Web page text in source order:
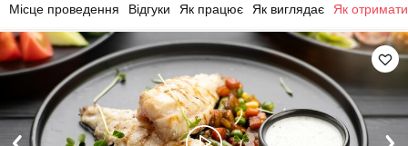
Місце проведення Відгуки Як працює Як виглядає Як отримати